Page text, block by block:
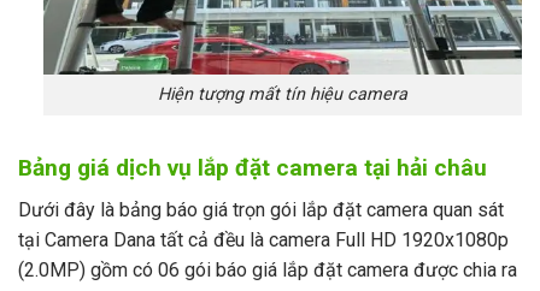
Hiện tượng mất tín hiệu camera
Bảng giá dịch vụ lắp đặt camera tại hải châu
Dưới đây là bảng báo giá trọn gói lắp đặt camera quan sát
tại Camera Dana tất cả đều là camera Full HD 1920x1080p
(2.0MP) gồm có 06 gói báo giá lắp đặt camera được chia ra